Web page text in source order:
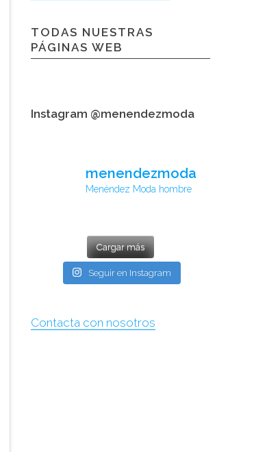
TODAS NUESTRAS
PÁGINAS WEB
Instagram @menendezmoda
menendezmoda
Menéndez Moda hombre
Cargar más
Seguir en Instagram
Contacta con nosotros